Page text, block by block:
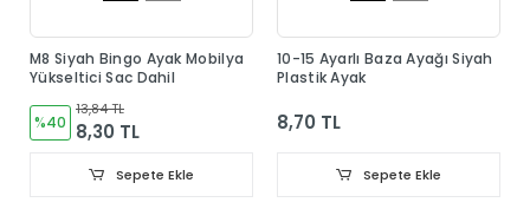
M8 Siyah Bingo Ayak Mobilya
Yükseltici Sac Dahil
%40
13,84 TL
8,30 TL
Sepete Ekle
10-15 Ayarlı Baza Ayağı Siyah
Plastik Ayak
8,70 TL
Sepete Ekle